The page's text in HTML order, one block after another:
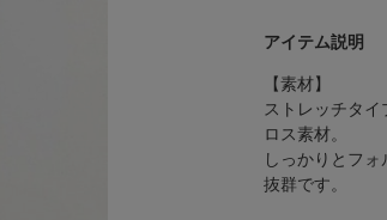
アイテム説明
【素材】
ストレッチタ
ロス素材。
しっかりとフ
抜群です。